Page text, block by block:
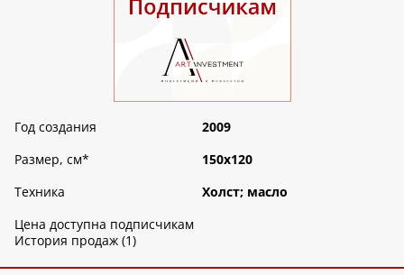
Год создания
2009
Размер, см*
150х120
Техника
Холст; масло
Цена доступна подписчикам
История продаж (1)